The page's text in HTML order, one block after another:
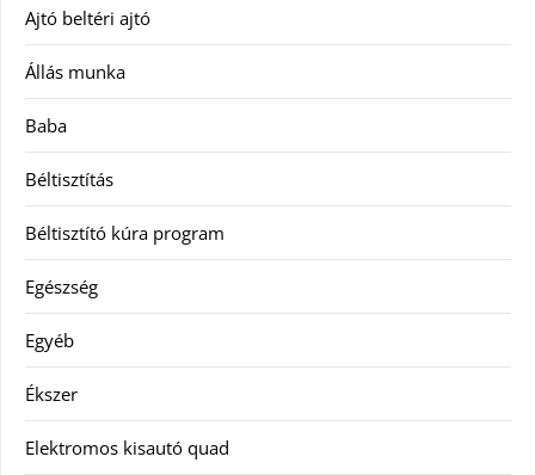
Ajtó beltéri ajtó
Állás munka
Baba
Béltisztítás
Béltisztító kúra program
Egészség
Egyéb
Ékszer
Elektromos kisautó quad